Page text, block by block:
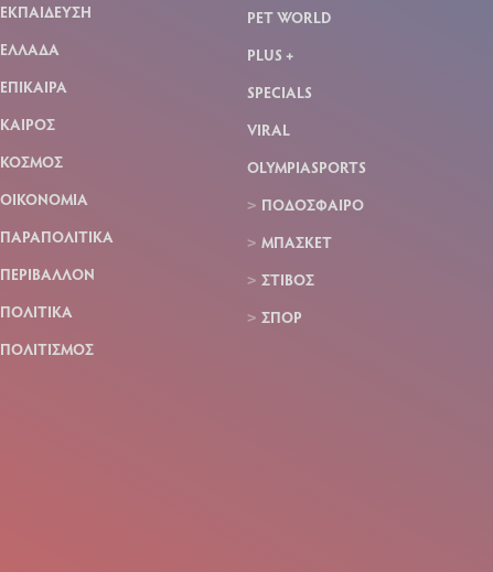
ΕΚΠΑΙΔΕΥΣΗ
ΕΛΛΑΔΑ
ΕΠΙΚΑΙΡΑ
ΚΑΙΡΟΣ
ΚΟΣΜΟΣ
ΟΙΚΟΝΟΜΙΑ
ΠΑΡΑΠΟΛΙΤΙΚΑ
ΠΕΡΙΒΑΛΛΟΝ
ΠΟΛΙΤΙΚΑ
ΠΟΛΙΤΙΣΜΟΣ
PET WORLD
PLUS +
SPECIALS
VIRAL
OLYMPIASPORTS
ΠΟΔΟΣΦΑΙΡΟ
ΜΠΑΣΚΕΤ
ΣΤΙΒΟΣ
ΣΠΟΡ